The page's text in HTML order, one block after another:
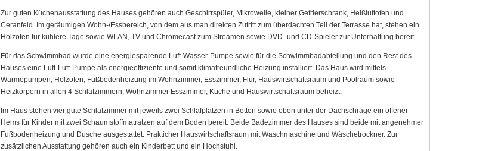
Zur guten Küchenausstattung des Hauses gehören auch Geschirrspüler, Mikrowelle, kleiner Gefrierschrank, Heißluftofen und
Ceranfeld. Im geräumigen Wohn-/Essbereich, von dem aus man direkten Zutritt zum überdachten Teil der Terrasse hat, stehen ein
Holzofen für kühlere Tage sowie WLAN, TV und Chromecast zum Streamen sowie DVD- und CD-Spieler zur Unterhaltung bereit.
Für das Schwimmbad wurde eine energiesparende Luft-Wasser-Pumpe sowie für die Schwimmbadabteilung und den Rest des
Hauses eine Luft-Luft-Pumpe als energieeffiziente und somit klimafreundliche Heizung installiert. Das Haus wird mittels
Wärmepumpen, Holzofen, Fußbodenheizung im Wohnzimmer, Esszimmer, Flur, Hauswirtschaftsraum und Poolraum sowie
Heizkörpern in allen 4 Schlafzimmern, Wohnzimmer Esszimmer, Küche und Hauswirtschaftsraum beheizt.
Im Haus stehen vier gute Schlafzimmer mit jeweils zwei Schlafplätzen in Betten sowie oben unter der Dachschräge ein offener
Hems für Kinder mit zwei Schaumstoffmatratzen auf dem Boden bereit. Beide Badezimmer des Hauses sind beide mit angenehmer
Fußbodenheizung und Dusche ausgestattet. Prakticher Hauswirtschaftsraum mit Waschmaschine und Wäschetrockner. Zur
zusätzlichen Ausstattung gehören auch ein Kinderbett und ein Hochstuhl.